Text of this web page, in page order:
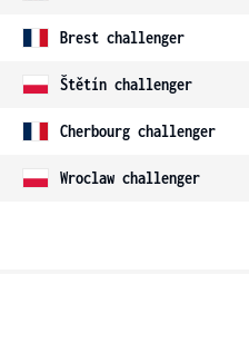
Brest challenger
Štětín challenger
Cherbourg challenger
Wroclaw challenger